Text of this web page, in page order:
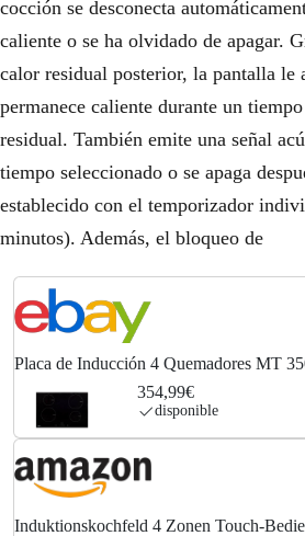
cocción se desconecta
caliente o se ha olvidado de apagar.
calor residual posterior, la pantalla le
permanece caliente durante un
residual. También emite una señal
tiempo seleccionado o se apaga
establecido con el temporizador
minutos). Además, el bloqueo de
Placa de Inducción 4 Quemadores MT
w/2000 w/3000 w vidaXL
354,99€
disponible
Induktionskochfeld 4 Zonen Touch-